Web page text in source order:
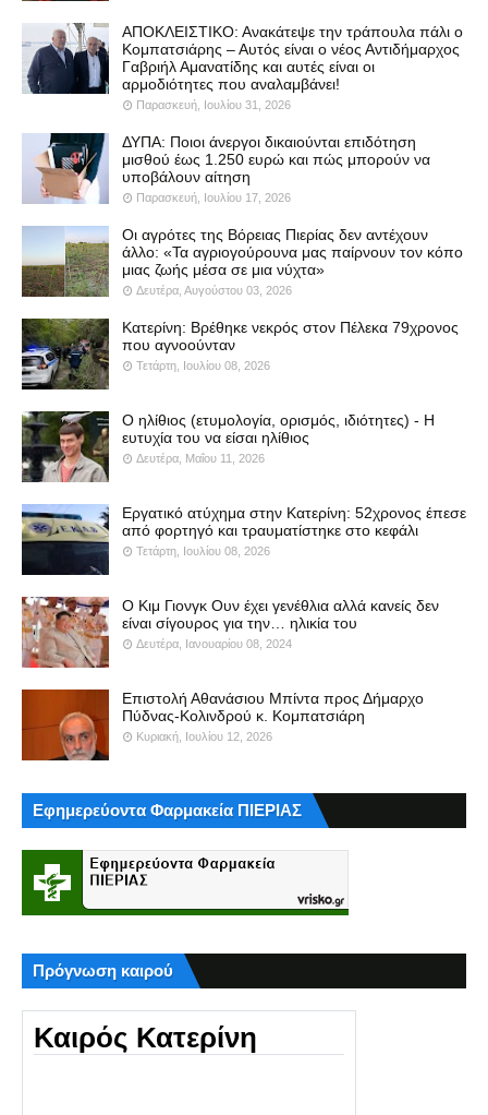
ΑΠΟΚΛΕΙΣΤΙΚΟ: Ανακάτεψε την τράπουλα πάλι ο
Κομπατσιάρης – Αυτός είναι ο νέος Αντιδήμαρχος
Γαβριήλ Αμανατίδης και αυτές είναι οι
αρμοδιότητες που αναλαμβάνει!
Παρασκευή, Ιουλίου 31, 2026
ΔΥΠΑ: Ποιοι άνεργοι δικαιούνται επιδότηση
μισθού έως 1.250 ευρώ και πώς μπορούν να
υποβάλουν αίτηση
Παρασκευή, Ιουλίου 17, 2026
Οι αγρότες της Βόρειας Πιερίας δεν αντέχουν
άλλο: «Τα αγριογούρουνα μας παίρνουν τον κόπο
μιας ζωής μέσα σε μια νύχτα»
Δευτέρα, Αυγούστου 03, 2026
Κατερίνη: Βρέθηκε νεκρός στον Πέλεκα 79χρονος
που αγνοούνταν
Τετάρτη, Ιουλίου 08, 2026
Ο ηλίθιος (ετυμολογία, ορισμός, ιδιότητες) - Η
ευτυχία του να είσαι ηλίθιος
Δευτέρα, Μαΐου 11, 2026
Εργατικό ατύχημα στην Κατερίνη: 52χρονος έπεσε
από φορτηγό και τραυματίστηκε στο κεφάλι
Τετάρτη, Ιουλίου 08, 2026
Ο Κιμ Γιονγκ Ουν έχει γενέθλια αλλά κανείς δεν
είναι σίγουρος για την… ηλικία του
Δευτέρα, Ιανουαρίου 08, 2024
Επιστολή Αθανάσιου Μπίντα προς Δήμαρχο
Πύδνας-Κολινδρού κ. Κομπατσιάρη
Κυριακή, Ιουλίου 12, 2026
Εφημερεύοντα Φαρμακεία ΠΙΕΡΙΑΣ
Πρόγνωση καιρού
Καιρός Κατερίνη